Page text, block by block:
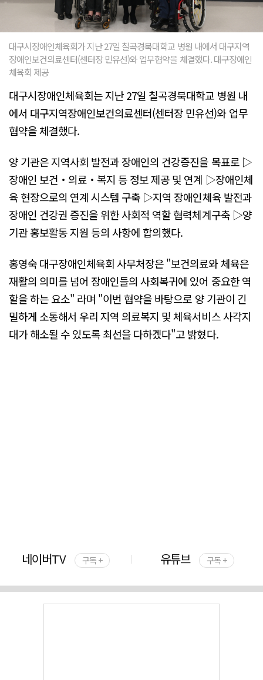
대구시장애인체육회가 지난 27일 칠곡경북대학교 병원 내에서 대구지역
장애인보건의료센터(센터장 민유선)와 업무협약을 체결했다. 대구장애인
체육회 제공
대구시장애인체육회는 지난 27일 칠곡경북대학교 병원 내
에서 대구지역장애인보건의료센터(센터장 민유선)와 업무
협약을 체결했다.
양 기관은 지역사회 발전과 장애인의 건강증진을 목표로 ▷
장애인 보건‧의료‧복지 등 정보 제공 및 연계 ▷장애인체
육 현장으로의 연계 시스템 구축 ▷지역 장애인체육 발전과
장애인 건강권 증진을 위한 사회적 역할 협력체계구축 ▷양
기관 홍보활동 지원 등의 사항에 합의했다.
홍영숙 대구장애인체육회 사무처장은 "보건의료와 체육은
재활의 의미를 넘어 장애인들의 사회복귀에 있어 중요한 역
할을 하는 요소" 라며 "이번 협약을 바탕으로 양 기관이 긴
밀하게 소통해서 우리 지역 의료복지 및 체육서비스 사각지
대가 해소될 수 있도록 최선을 다하겠다"고 밝혔다.
네이버TV 구독 + 유튜브 구독 +